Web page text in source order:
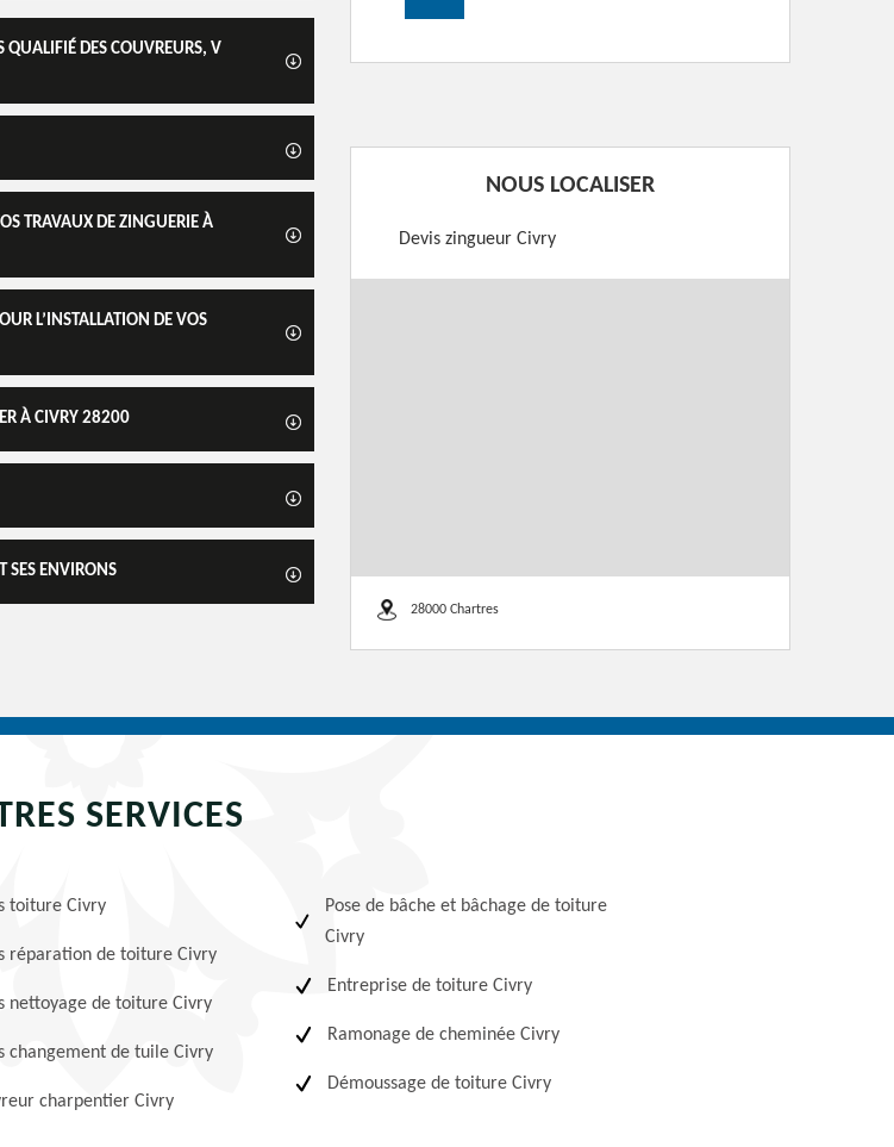
DES COUVREURS, V
TRAVAUX DE ZINGUERIE À
L’INSTALLATION DE VOS
À CIVRY 28200
SES ENVIRONS
NOUS LOCALISER
Devis zingueur Civry
28000 Chartres
SERVICES
toiture Civry
réparation de toiture Civry
nettoyage de toiture Civry
changement de tuile Civry
charpentier Civry
Pose de bâche et bâchage de toiture
Civry
Entreprise de toiture Civry
Ramonage de cheminée Civry
Démoussage de toiture Civry